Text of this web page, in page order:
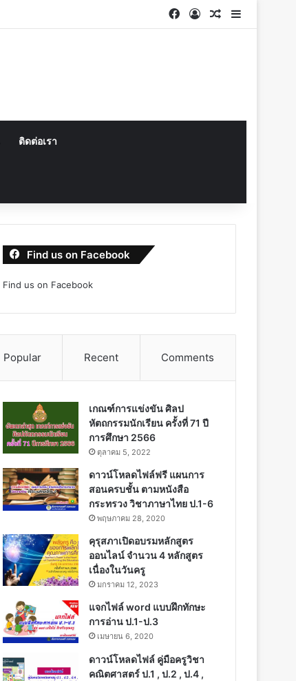
Facebook
Log InRandom
Sidebar
ติดต่อเรา
Find us on Facebook
Find us on Facebook
Popular Recent Comments
เกณฑ์การแข่งขัน ศิลป
หัตถกรรมนักเรียน ครั้งที่ 71 ปี
การศึกษา 2566
ตุลาคม 5, 2022
ดาวน์โหลดไฟล์ฟรี แผนการ
สอนครบชั้น ตามหนังสือ
กระทรวง วิชาภาษาไทย ป.1-6
พฤษภาคม 28, 2020
คุรุสภาเปิดอบรมหลักสูตร
ออนไลน์ จำนวน 4 หลักสูตร
เนื่องในวันครู
มกราคม 12, 2023
แจกไฟล์ word แบบฝึกทักษะ
การอ่าน ป.1-ป.3
เมษายน 6, 2020
ดาวน์โหลดไฟล์ คู่มือครูวิชา
คณิตศาสตร์ ป.1 , ป.2 , ป.4 ,